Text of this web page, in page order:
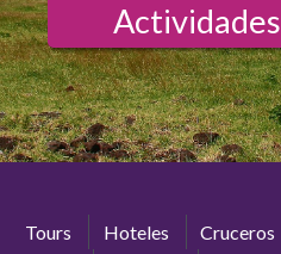
Actividades
Tours Hoteles Cruceros